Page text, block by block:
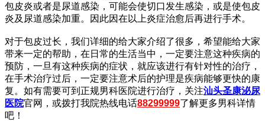
包皮炎或者是尿道感染，可能会使切口发生感染，或是使包皮
炎及尿道感染加重。因此因在以上炎症治愈后再进行手术。
对于包皮过长，我们详细的给大家介绍了很多，希望能给大家
带来一定的帮助，在日常的生活当中，一定要注意这种疾病的
预防，一旦有这种疾病的症状，就应该进行有针对性的治疗，
在手术治疗过后，一定要注意术后的护理是疾病能够更快的康
复。如有需要可到正规男科医院进行治疗，关注汕头圣康泌尿
医院官网，或拨打我院热线电话88299999了解更多男科详情
吧！